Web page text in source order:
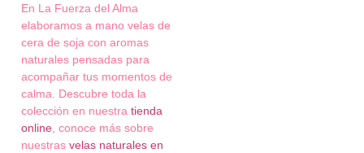
En La Fuerza del Alma
elaboramos a mano velas de
cera de soja con aromas
naturales pensadas para
acompañar tus momentos de
calma. Descubre toda la
colección en nuestra tienda
online , conoce más sobre
nuestras velas naturales en